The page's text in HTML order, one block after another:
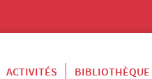
ACTIVITÉS BIBLIOTHÈQUE